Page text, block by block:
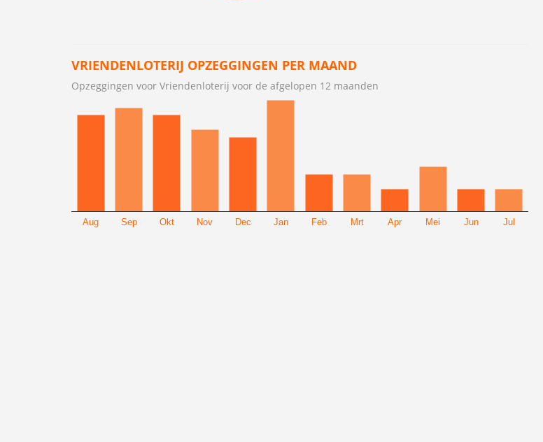
VRIENDENLOTERIJ OPZEGGINGEN PER MAAND
Opzeggingen voor Vriendenloterij voor de afgelopen 12 maanden
Aug Sep Okt Nov Dec Jan Feb Mrt Apr Mei Jun Jul